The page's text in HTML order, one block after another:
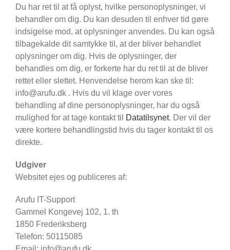
Du har ret til at få oplyst, hvilke personoplysninger, vi
behandler om dig. Du kan desuden til enhver tid gøre
indsigelse mod, at oplysninger anvendes. Du kan også
tilbagekalde dit samtykke til, at der bliver behandlet
oplysninger om dig. Hvis de oplysninger, der
behandles om dig, er forkerte har du ret til at de bliver
rettet eller slettet. Henvendelse herom kan ske til:
info@arufu.dk . Hvis du vil klage over vores
behandling af dine personoplysninger, har du også
mulighed for at tage kontakt til
Datatilsynet. Der vil der
være kortere behandlingstid hvis du tager kontakt til os
direkte.
Udgiver
Websitet ejes og publiceres af:
Arufu IT-Support
Gammel Kongevej 102, 1. th
1850 Frederiksberg
Telefon: 50115085